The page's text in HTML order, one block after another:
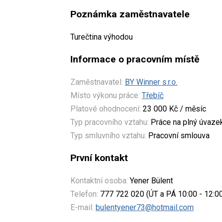
Poznámka zaměstnavatele
Turečtina výhodou
Informace o pracovním místě
Zaměstnavatel: BY Winner s.r.o.
Místo výkonu práce: Třebíč
Platové ohodnocení: 23 000 Kč / měsíc
Typ pracovního vztahu: Práce na plný
Typ smluvního vztahu: Pracovní smlouva
První kontakt
Kontaktní osoba: Yener Bülent
Telefon: 777 722 020 (ÚT a PÁ 10:00 -
E-mail: bulentyener73@hotmail.com